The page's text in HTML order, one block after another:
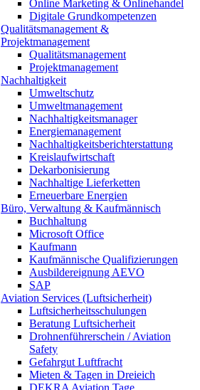
Online Marketing & Onlinehandel
Digitale Grundkompetenzen
Qualitätsmanagement &
Projektmanagement
Qualitätsmanagement
Projektmanagement
Nachhaltigkeit
Umweltschutz
Umweltmanagement
Nachhaltigkeitsmanager
Energiemanagement
Nachhaltigkeitsberichterstattung
Kreislaufwirtschaft
Dekarbonisierung
Nachhaltige Lieferketten
Erneuerbare Energien
Büro, Verwaltung & Kaufmännisch
Buchhaltung
Microsoft Office
Kaufmann
Kaufmännische Qualifizierungen
Ausbildereignung AEVO
SAP
Aviation Services (Luftsicherheit)
Luftsicherheitsschulungen
Beratung Luftsicherheit
Drohnenführerschein / Aviation
Safety
Gefahrgut Luftfracht
Mieten & Tagen in Dreieich
DEKRA Aviation Tage